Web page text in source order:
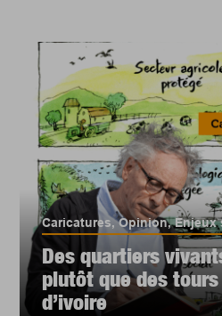
Caricatures,Opinion,Enjeux
Des quartiers
plutôt que des tours
d’ivoire